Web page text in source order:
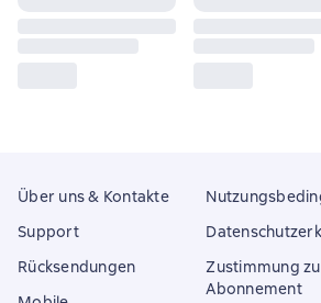
Über uns & Kontakte
Support
Rücksendungen
Zustimmung
Abonnement